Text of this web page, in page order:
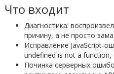
Что входит
Диагностика:
причину, а не просто
Исправление JavaScript-
undefined is not a
Починка серверных